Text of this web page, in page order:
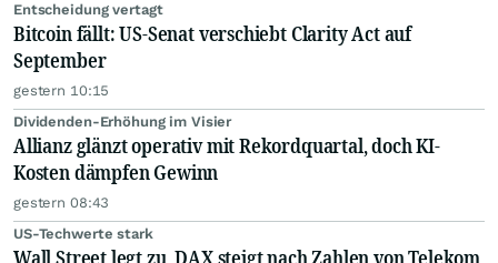
Entscheidung vertagt
Bitcoin fällt: US-Senat verschiebt Clarity Act auf
September
gestern 10:15
Dividenden-Erhöhung im Visier
Allianz glänzt operativ mit Rekordquartal, doch KI-
Kosten dämpfen Gewinn
gestern 08:43
US-Techwerte stark
Wall Street legt zu, DAX steigt nach Zahlen von Telekom,